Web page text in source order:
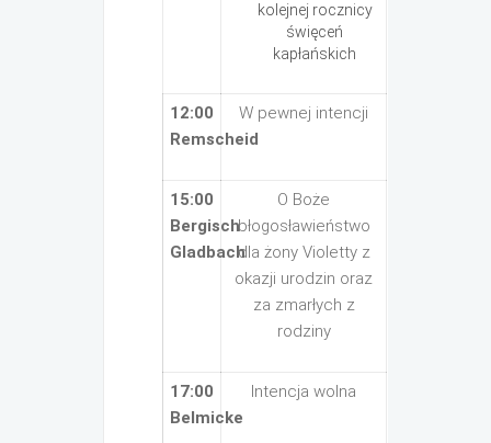
kolejnej rocznicy
święceń
kapłańskich
12:00
Remscheid
W pewnej intencji
15:00
Bergisch
Gladbach
O Boże
błogosławieństwo
dla żony Violetty z
okazji urodzin oraz
za zmarłych z
rodziny
17:00
Belmicke
Intencja wolna